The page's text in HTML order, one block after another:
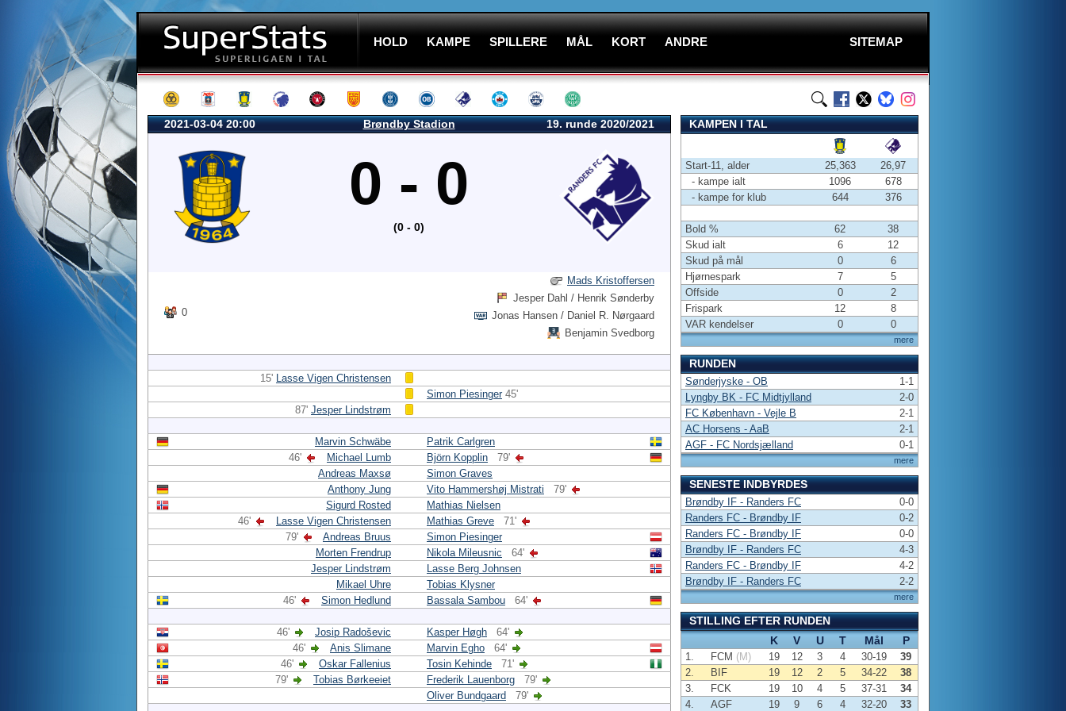
HOLD KAMPE SPILLERE MÅL KORT ANDRE SITEMAP
2021-03-04 20:00 Brøndby Stadion 19. runde 2020/2021
0 - 0
(0 - 0)
0
Mads Kristoffersen
Jesper Dahl / Henrik Sønderby
Jonas Hansen / Daniel R. Nørgaard
Benjamin Svedborg
15' Lasse Vigen Christensen
Simon Piesinger 45'
87' Jesper Lindstrøm
Marvin Schwäbe
Patrik Carlgren
46'
Michael Lumb Björn Kopplin
79'
Andreas Maxsø
Simon Graves
Anthony Jung
Vito Hammershøj Mistrati
79'
Sigurd Rosted
Mathias Nielsen
46'
Lasse Vigen Christensen Mathias Greve
71'
79'
Andreas Bruus
Simon Piesinger
Morten Frendrup
Nikola Mileusnic
64'
Jesper Lindstrøm
Lasse Berg Johnsen
Mikael Uhre
Tobias Klysner
46'
Simon Hedlund Bassala Sambou 64'
46' Josip Radoševic Kasper Høgh
64'
46'
Anis Slimane Marvin Egho
64'
46'
Oskar Fallenius Tosin Kehinde
71'
79'
Tobias Børkeeiet Frederik Lauenborg
79'
Oliver Bundgaard
79'
KAMPEN I TAL
mere
Start-11, alder 25,363
26,97
- kampe ialt
1096
678
- kampe for klub
644 376
Bold % 62
38
Skud ialt
6
12
Skud på mål
0
6
Hjørnespark
7
5
Offside
0
2
Frispark
12
8
VAR kendelser
0 0
RUNDEN
mere
Sønderjyske - OB
1-1
Lyngby BK - FC Midtjylland
2-0
FC København - Vejle B
2-1
AC Horsens - AaB
2-1
AGF - FC Nordsjælland
0-1
SENESTE INDBYRDES
mere
Brøndby IF - Randers FC
0-0
Randers FC - Brøndby IF
0-2
Randers FC - Brøndby IF
0-0
Brøndby IF - Randers FC
4-3
Randers FC - Brøndby IF
4-2
Brøndby IF - Randers FC
2-2
STILLING EFTER RUNDEN
K
V U T Mål P
1. FCM (M) 19 12 3 4 30-19
39
2.
BIF 19 12 2 5 34-22
38
3.
FCK 19 10 4 5 37-31
34
4.
AGF 19 9 6 4 32-20 33